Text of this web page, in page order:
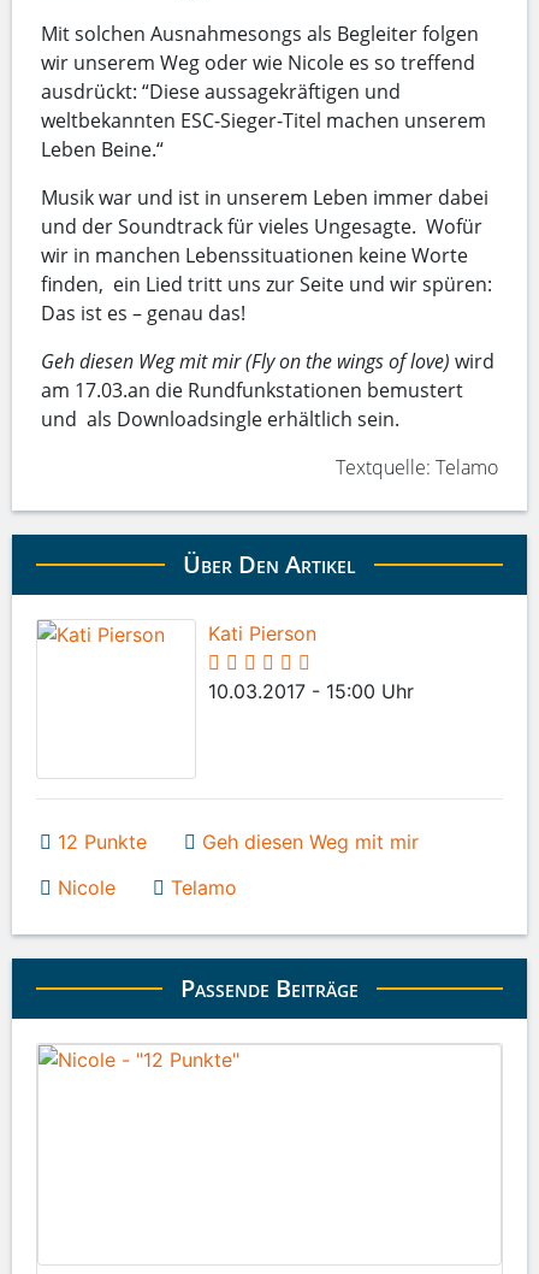
Mit solchen Ausnahmesongs als Begleiter folgen
wir unserem Weg oder wie Nicole es so treffend
ausdrückt: “Diese aussagekräftigen und
weltbekannten ESC-Sieger-Titel machen unserem
Leben Beine.“
Musik war und ist in unserem Leben immer dabei
und der Soundtrack für vieles Ungesagte. Wofür
wir in manchen Lebenssituationen keine Worte
finden, ein Lied tritt uns zur Seite und wir spüren:
Das ist es – genau das!
Geh diesen Weg mit mir (Fly on the wings of love) wird
am 17.03.an die Rundfunkstationen bemustert
und als Downloadsingle erhältlich sein.
Textquelle: Telamo
Über Den Artikel
Kati Pierson
10.03.2017 - 15:00 Uhr
12 Punkte
Geh diesen Weg mit mir
Nicole
Telamo
Passende Beiträge